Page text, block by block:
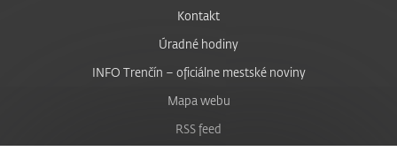
Kontakt
Úradné hodiny
INFO Trenčín – oficiálne mestské noviny
Mapa webu
RSS feed